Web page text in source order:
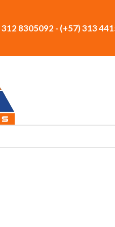
8305092 - (+57) 313